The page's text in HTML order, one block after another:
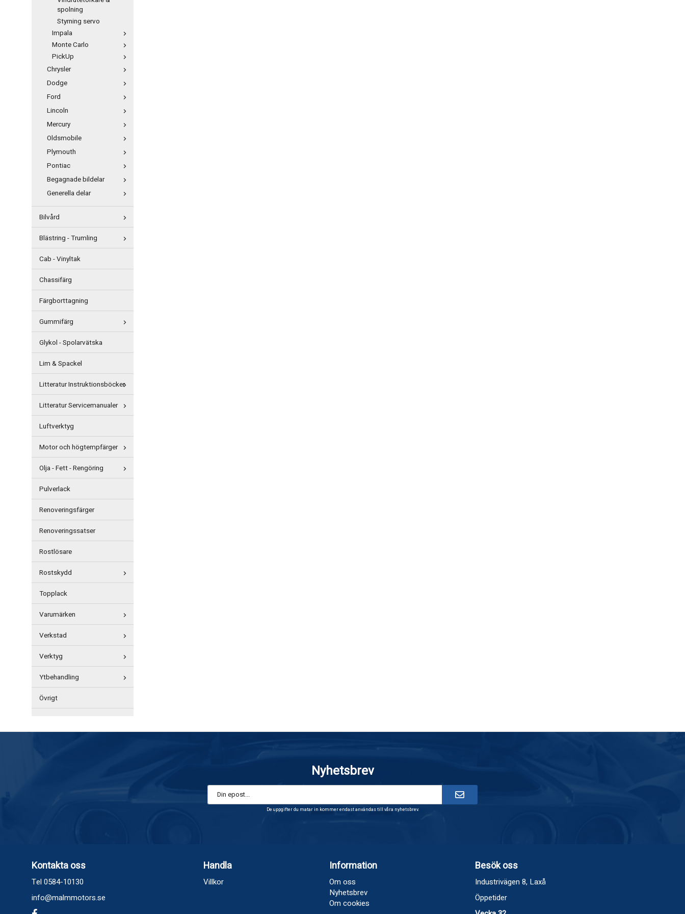
spolning
Styrning servo
Impala
Monte Carlo
PickUp
Chrysler
Dodge
Ford
Lincoln
Mercury
Oldsmobile
Plymouth
Pontiac
Begagnade bildelar
Generella delar
Bilvård
Blästring - Trumling
Cab - Vinyltak
Chassifärg
Färgborttagning
Gummifärg
Glykol - Spolarvätska
Lim & Spackel
Litteratur Instruktionsböcker
Litteratur Servicemanualer
Luftverktyg
Motor och högtempfärger
Olja - Fett - Rengöring
Pulverlack
Renoveringsfärger
Renoveringssatser
Rostlösare
Rostskydd
Topplack
Varumärken
Verkstad
Verktyg
Ytbehandling
Övrigt
Nyhetsbrev
De uppgifter du matar in kommer endast användas till våra nyhetsbrev.
Kontakta oss
Tel 0584-10130
info@malmmotors.se
Handla
Villkor
Information
Om oss
Nyhetsbrev
Om cookies
Besök oss
Industrivägen 8, Laxå
Öppetider